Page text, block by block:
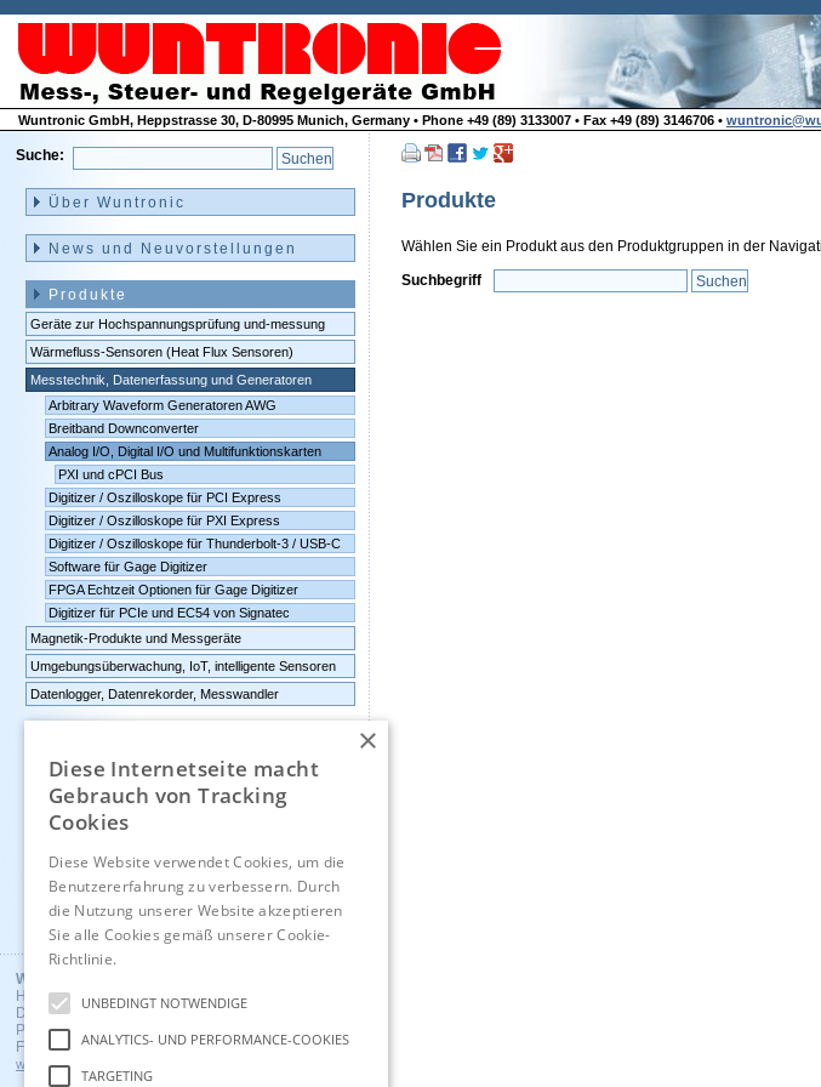
Wuntronic GmbH, Heppstrasse 30, D-80995 Munich, Germany • Phone +49 (89) 3133007 • Fax +49 (89) 3146706 •
Produkte
Wählen Sie ein Produkt aus den Produktgruppen in der
Suchbegriff
Suche:
überspringen
Über Wuntronic
News und Neuvorstellungen
Produkte
Geräte zur Hochspannungsprüfung und-messung
Wärmefluss-Sensoren (Heat Flux Sensoren)
Messtechnik, Datenerfassung und Generatoren
Arbitrary Waveform Generatoren AWG
Breitband Downconverter
Analog I/O, Digital I/O und Multifunktionskarten
PXI und cPCI Bus
Digitizer / Oszilloskope für PCI Express
Digitizer / Oszilloskope für PXI Express
Digitizer / Oszilloskope für Thunderbolt-3 / USB-C
Software für Gage Digitizer
FPGA Echtzeit Optionen für Gage Digitizer
Digitizer für PCIe und EC54 von Signatec
Magnetik-Produkte und Messgeräte
Umgebungsüberwachung, IoT, intelligente Sensoren
Datenlogger, Datenrekorder, Messwandler
Kontakt
Englisch
Wuntronic GmbH
Heppstrasse 30
D - 80995 Munich, Germany
Phone +49 (89) 3133007
Fax +49 (89) 3146706
wuntronic@wuntronic.de
×
Diese Internetseite macht
Gebrauch von Tracking
Cookies
Diese Website verwendet Cookies, um die
Benutzererfahrung zu verbessern. Durch
die Nutzung unserer Website akzeptieren
Sie alle Cookies gemäß unserer Cookie-
Richtlinie.
UNBEDINGT NOTWENDIGE
ANALYTICS- UND PERFORMANCE-COOKIES
TARGETING